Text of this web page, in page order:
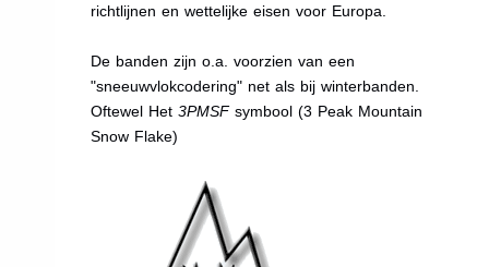
richtlijnen en wettelijke eisen voor Europa.
De banden zijn o.a. voorzien van een
"sneeuwvlokcodering" net als bij winterbanden.
Oftewel Het3PMSFsymbool (3 Peak Mountain
Snow Flake)